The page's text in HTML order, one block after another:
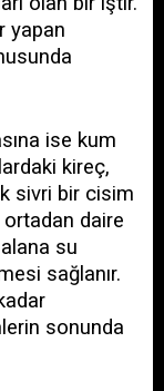
yapan
ise kum
kireç,
sivri bir cisim
ortadan daire
su
sağlanır.
sonunda